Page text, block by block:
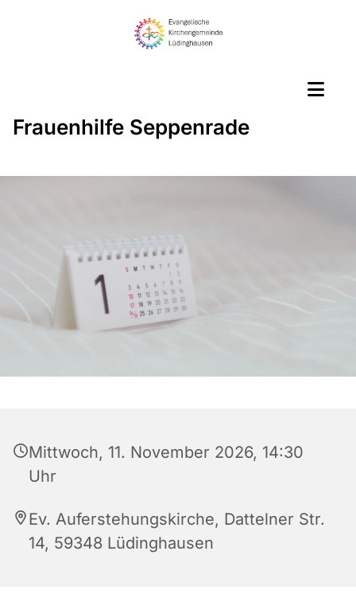
Frauenhilfe Seppenrade
Mittwoch, 11. November 2026, 14:30
Uhr
Ev. Auferstehungskirche, Dattelner Str.
14, 59348 Lüdinghausen